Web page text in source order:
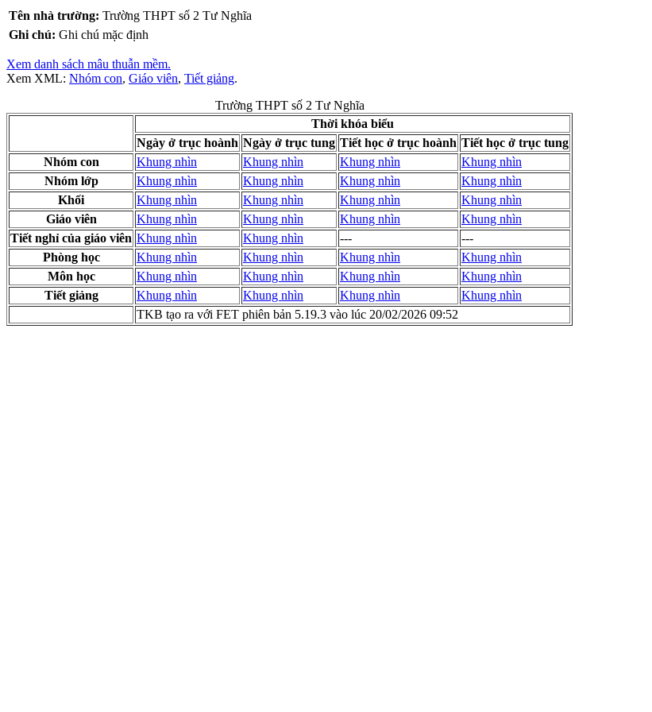
Tên nhà trường: Trường THPT số 2 Tư Nghĩa
Ghi chú: Ghi chú mặc định
Xem danh sách mâu thuẫn mềm.
Xem XML: Nhóm con, Giáo viên, Tiết giảng.
Trường THPT số 2 Tư Nghĩa
Thời khóa biểu
Ngày ở trục hoành Ngày ở trục tung Tiết học ở trục hoành Tiết học ở trục tung
Nhóm con
Khung nhìn Khung nhìn Khung nhìn
Khung nhìn
Nhóm lớp
Khung nhìn Khung nhìn Khung nhìn
Khung nhìn
Khối
Khung nhìn Khung nhìn Khung nhìn
Khung nhìn
Giáo viên
Khung nhìn Khung nhìn Khung nhìn
Khung nhìn
Tiết nghỉ của giáo viên Khung nhìn Khung nhìn ---
---
Phòng học
Khung nhìn Khung nhìn Khung nhìn
Khung nhìn
Môn học
Khung nhìn Khung nhìn Khung nhìn
Khung nhìn
Tiết giảng
Khung nhìn Khung nhìn Khung nhìn
Khung nhìn
TKB tạo ra với FET phiên bản 5.19.3 vào lúc 20/02/2026 09:52